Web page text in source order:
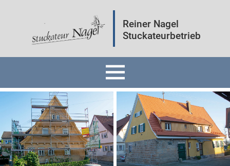
Reiner Nagel
Stuckateurbetrieb
Fassaden
Innenräume